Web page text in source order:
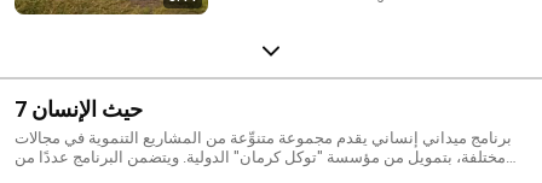
حيث الإنسان 7
برنامج ميداني إنساني يقدم مجموعة متنوِّعة من المشاريع التنموية في مجالات
مختلفة، بتمويل من مؤسسة "توكل كرمان" الدولية. ويتضمن البرنامج عددًا من